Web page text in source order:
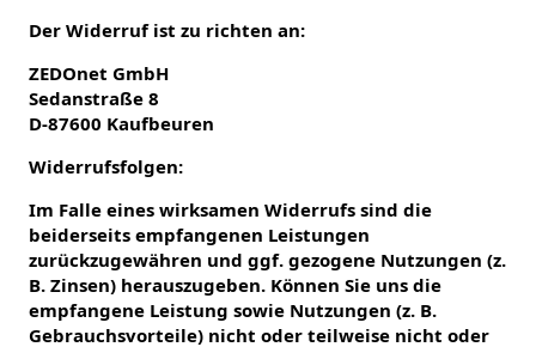
Der Widerruf ist zu richten an:
ZEDOnet GmbH
Sedanstraße 8
D-87600 Kaufbeuren
Widerrufsfolgen:
Im Falle eines wirksamen Widerrufs sind die
beiderseits empfangenen Leistungen
zurückzugewähren und ggf. gezogene Nutzungen (z.
B. Zinsen) herauszugeben. Können Sie uns die
empfangene Leistung sowie Nutzungen (z. B.
Gebrauchsvorteile) nicht oder teilweise nicht oder